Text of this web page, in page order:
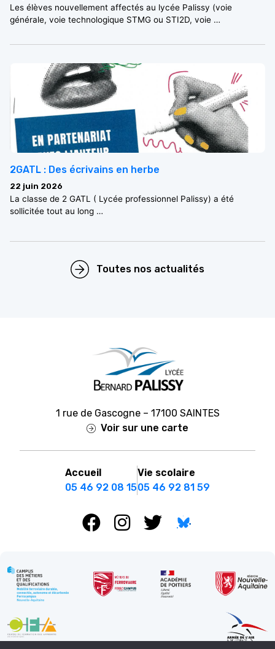
Les élèves nouvellement affectés au lycée Palissy (voie
générale, voie technologique STMG ou STI2D, voie …
2GATL : Des écrivains en herbe
22 juin 2026
La classe de 2 GATL ( Lycée professionnel Palissy) a été
sollicitée tout au long …
Toutes nos actualités
1 rue de Gascogne – 17100 SAINTES
Voir sur une carte
Accueil
05 46 92 08 15
Vie scolaire
05 46 92 81 59